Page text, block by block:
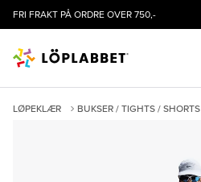
FRI FRAKT PÅ ORDRE OVER 750,-
LØPEKLÆR BUKSER / TIGHTS / SHORTS